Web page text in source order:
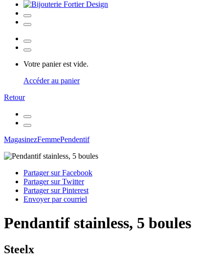
Votre panier est vide.
Accéder au panier
Retour
MagasinezFemmePendentif
Partager sur Facebook
Partager sur Twitter
Partager sur Pinterest
Envoyer par courriel
Pendantif stainless, 5 boules
Steelx